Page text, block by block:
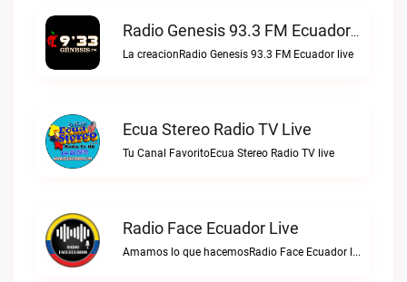
Radio Genesis 93.3 FM Ecuador Live
La creacionRadio Genesis 93.3 FM Ecuador live
Ecua Stereo Radio TV Live
Tu Canal FavoritoEcua Stereo Radio TV live
Radio Face Ecuador Live
Amamos lo que hacemosRadio Face Ecuador live